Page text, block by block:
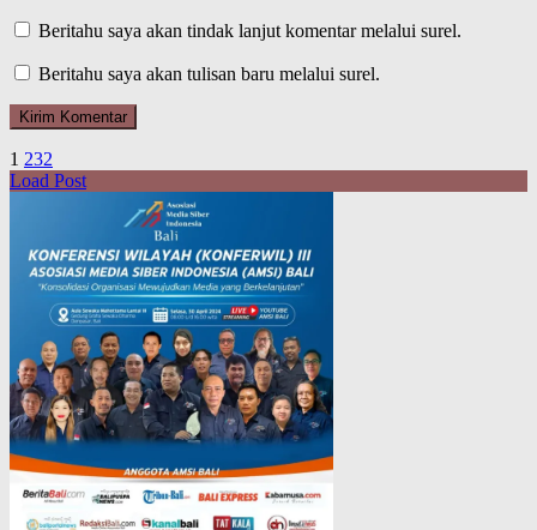
Beritahu saya akan tindak lanjut komentar melalui surel.
Beritahu saya akan tulisan baru melalui surel.
1 232
Load Post